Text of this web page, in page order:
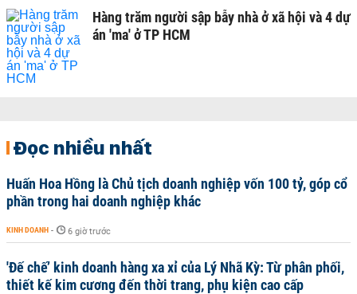
Hàng trăm người sập bẫy nhà ở xã hội và 4 dự
án 'ma' ở TP HCM
Đọc nhiều nhất
Huấn Hoa Hồng là Chủ tịch doanh nghiệp vốn 100 tỷ, góp cổ
phần trong hai doanh nghiệp khác
KINH DOANH - 6 giờ trước
'Đế chế’ kinh doanh hàng xa xỉ của Lý Nhã Kỳ: Từ phân phối,
thiết kế kim cương đến thời trang, phụ kiện cao cấp